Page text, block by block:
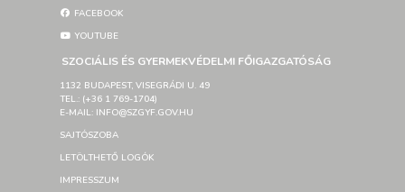
FACEBOOK
YOUTUBE
SZOCIÁLIS ÉS GYERMEKVÉDELMI FŐIGAZGATÓSÁG
1132 BUDAPEST, VISEGRÁDI U. 49
TEL.: (+36 1 769-1704)
E-MAIL: INFO@SZGYF.GOV.HU
SAJTÓSZOBA
LETÖLTHETŐ LOGÓK
IMPRESSZUM